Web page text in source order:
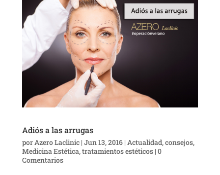
Adiós a las arrugas
porAzero Laclinic| Jun 13, 2016| Actualidad,consejos,
Medicina Estética,tratamientos estéticos| 0
Comentarios